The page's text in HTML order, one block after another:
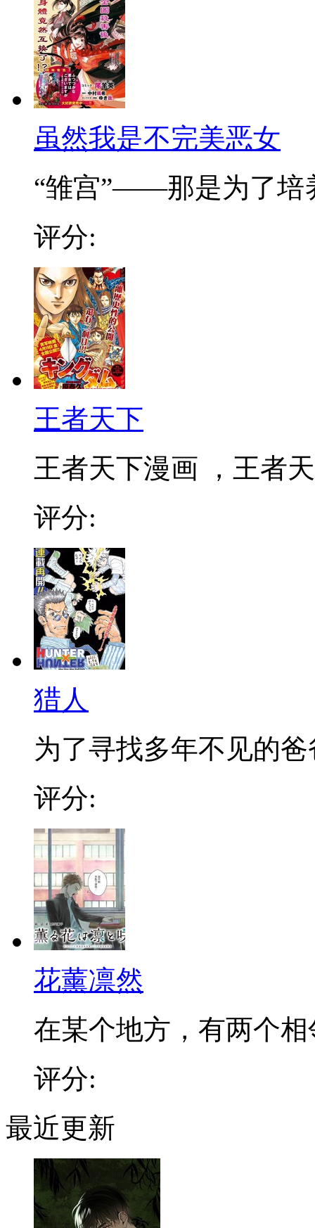
虽然我是不完美恶女
“雏宫”——那是为了培
评分:
王者天下
王者天下漫画 ，王者
评分:
猎人
为了寻找多年不见的爸
评分:
花薰凛然
在某个地方，有两个相
评分:
最近更新